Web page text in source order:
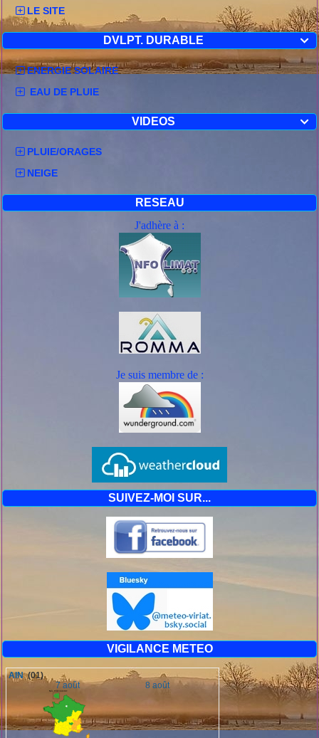
LE SITE

DVLPT. DURABLE
ENERGIE SOLAIRE
EAU DE PLUIE

VIDEOS
PLUIE/ORAGES
NEIGE
RESEAU
J'adhère à :
Je suis membre de :
SUIVEZ-MOI SUR...
VIGILANCE METEO